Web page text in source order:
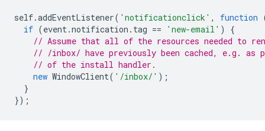
self.addEventListener( 'notificationclick' , function
if (event.notification . tag == 'new-email' )
{
// Assume that all of the resources needed to
// /inbox/ have previously been cached, e.g. as
// of the install handler.
new WindowClient( '/inbox/' );
}
});